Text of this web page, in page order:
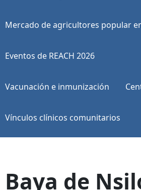
Mercado de agricultores popular
Eventos de REACH 2026
Vacunación e inmunización
Vínculos clínicos comunitarios
Baya de